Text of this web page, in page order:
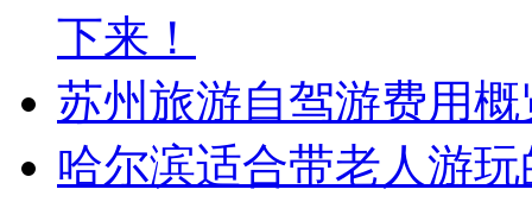
下来！
苏州旅游自驾游费用概
哈尔滨适合带老人游